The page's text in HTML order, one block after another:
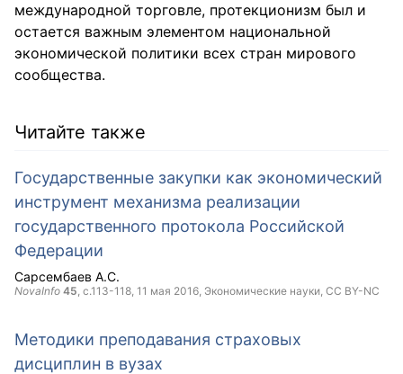
международной торговле, протекционизм был и
остается важным элементом национальной
экономической политики всех стран мирового
сообщества.
Читайте также
Государственные закупки как экономический
инструмент механизма реализации
государственного протокола Российской
Федерации
Сарсембаев А.С.
NovaInfo 45, с.113-118, 11 мая 2016, Экономические науки, CC BY-NC
Методики преподавания страховых
дисциплин в вузах